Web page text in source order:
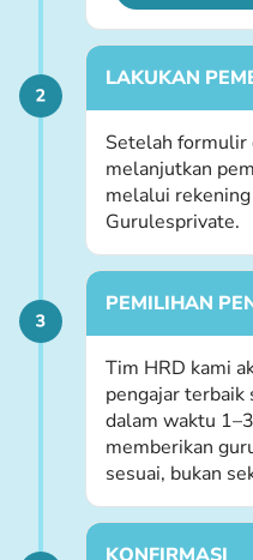
LAKUKAN
Setelah formulir
melanjutkan
melalui
Gurulesprivate.
PEMILIHAN
Tim HRD kami
pengajar terbaik
dalam waktu
memberikan
sesuai, bukan
KONFIRMASI